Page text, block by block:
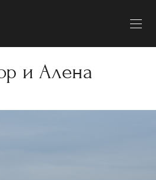
и Алена